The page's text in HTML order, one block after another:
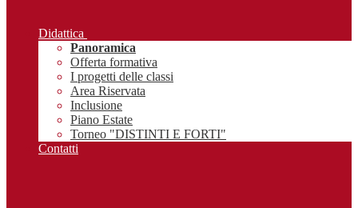
Didattica
Panoramica
Offerta formativa
I progetti delle classi
Area Riservata
Inclusione
Piano Estate
Torneo "DISTINTI E FORTI"
Contatti